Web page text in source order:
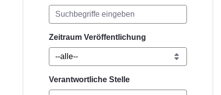
Zeitraum Veröffentlichung
Verantwortliche Stelle